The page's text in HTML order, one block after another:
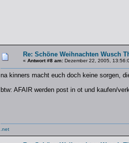
Re: Schöne Weihnachten Wusch
« Antwort #8 am:Dezember 22, 2005,
na kinners macht euch doch keine sorgen,
btw: AFAIR werden post in ot und kaufen/
.net